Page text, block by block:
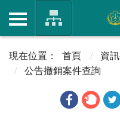
首頁 資
公告撤銷案件查詢